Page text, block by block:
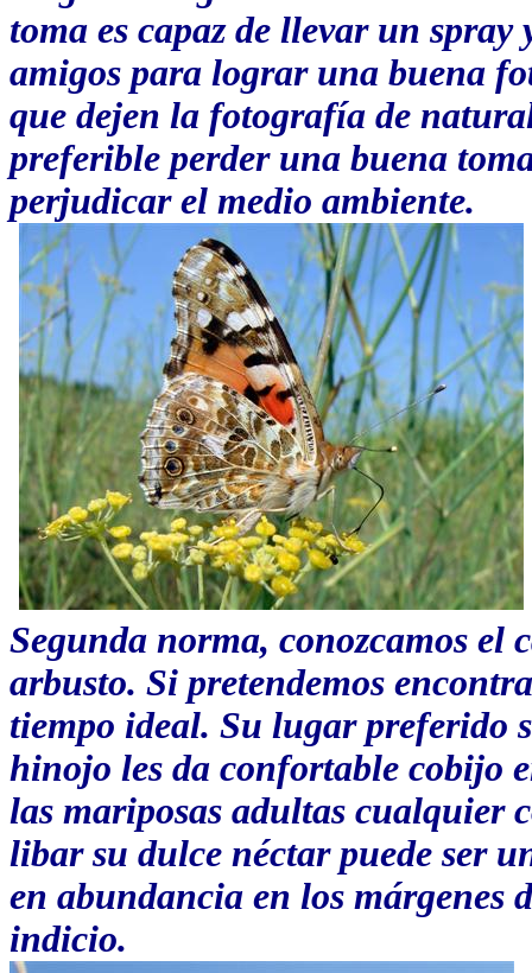
toma es capaz de llevar un
amigos para lograr una buena
que dejen la fotografía de
preferible perder una buena
perjudicar el medio ambiente.
Segunda norma, conozcamos el
arbusto. Si pretendemos
tiempo ideal. Su lugar preferido
hinojo les da confortable cobijo
las mariposas adultas cualquier
libar su dulce néctar puede ser
en abundancia en los márgenes
indicio.